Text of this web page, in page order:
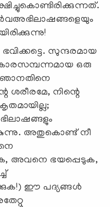
സുന്ദരമായ
ഒരു
ഞാനതിനെ
നിന്റെ
അതുകൊണ്ട് നീ
അവനെ ഭയപ്പെടുക,
ഈ പദ്യങ്ങള്‍